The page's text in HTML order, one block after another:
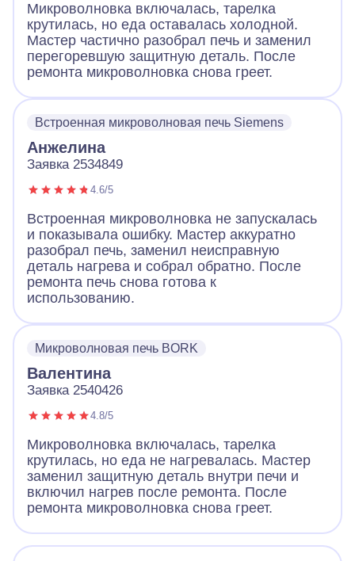
Микроволновка включалась, тарелка
крутилась, но еда оставалась холодной.
Мастер частично разобрал печь и заменил
перегоревшую защитную деталь. После
ремонта микроволновка снова греет.
Встроенная микроволновая печь Siemens
Анжелина
Заявка 2534849
4.6/5
Встроенная микроволновка не запускалась
и показывала ошибку. Мастер аккуратно
разобрал печь, заменил неисправную
деталь нагрева и собрал обратно. После
ремонта печь снова готова к
использованию.
Микроволновая печь BORK
Валентина
Заявка 2540426
4.8/5
Микроволновка включалась, тарелка
крутилась, но еда не нагревалась. Мастер
заменил защитную деталь внутри печи и
включил нагрев после ремонта. После
ремонта микроволновка снова греет.